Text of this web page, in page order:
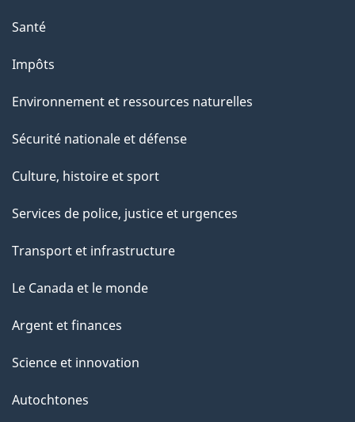
Santé
Impôts
Environnement et ressources naturelles
Sécurité nationale et défense
Culture, histoire et sport
Services de police, justice et urgences
Transport et infrastructure
Le Canada et le monde
Argent et finances
Science et innovation
Autochtones